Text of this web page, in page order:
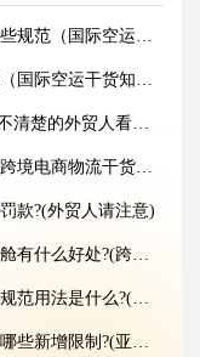
空运干货知识分享）
运干货知识分享）
的外贸人看过来)
物流干货知识分享）
款?(外贸人请注意)
跨境电商卖家必看篇)
国际空运干货知识分享)
?(亚马逊卖家请注意)